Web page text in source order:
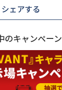
シェアする
のキャンペーン